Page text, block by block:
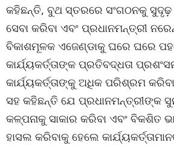
କହିଛନ୍ତି, ବୁଥ ସ୍ତରରେ ସଂଗଠନକୁ ସୁଦୃଢ଼
ସେବା କରିବା ଏବଂ ପ୍ରଧାନମନ୍ତ୍ରୀ
ବିକାଶମୂଳକ ଏଜେଣ୍ଡାକୁ ଘରେ ଘରେ
କାର୍ଯ୍ୟକର୍ତ୍ତାଙ୍କ ପ୍ରତିବଦ୍ଧତା
କାର୍ଯ୍ୟକର୍ତ୍ତାଙ୍କୁ ଅଧିକ ପରିଶ୍ରମ
ସହ କହିଛନ୍ତି ଯେ ପ୍ରଧାନମନ୍ତ୍ରୀଙ୍କ
କଳ୍ପନାକୁ ସାକାର କରିବା ଏବଂ
ହାସଲ କରିବାକୁ ହେଲେ